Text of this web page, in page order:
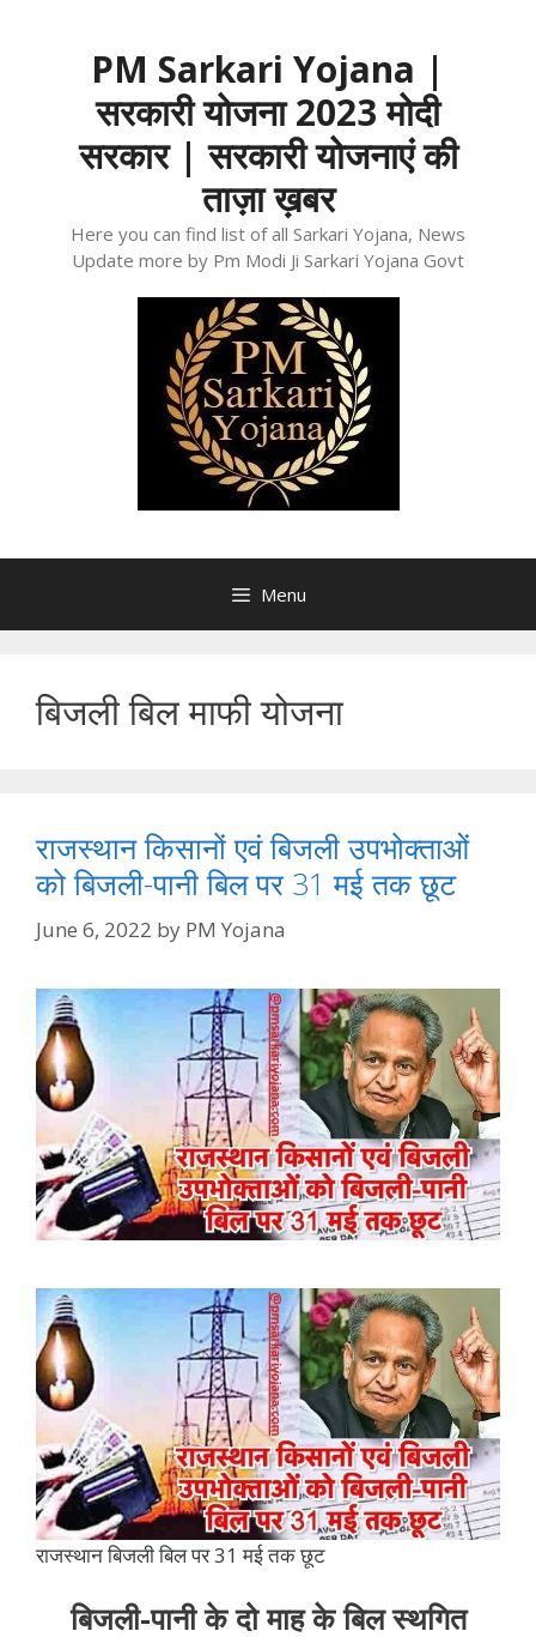
PM Sarkari Yojana |
सरकारी योजना 2023 मोदी
सरकार | सरकारी योजनाएं की
ताज़ा ख़बर
Here you can find list of all Sarkari Yojana, News
Update more by Pm Modi Ji Sarkari Yojana Govt
Menu
बिजली बिल माफी योजना
राजस्थान किसानों एवं बिजली उपभोक्ताओं
को बिजली-पानी बिल पर 31 मई तक छूट
June 6, 2022 by PM Yojana
राजस्थान बिजली बिल पर 31 मई तक छूट
बिजली-पानी के दो माह के बिल स्थगित